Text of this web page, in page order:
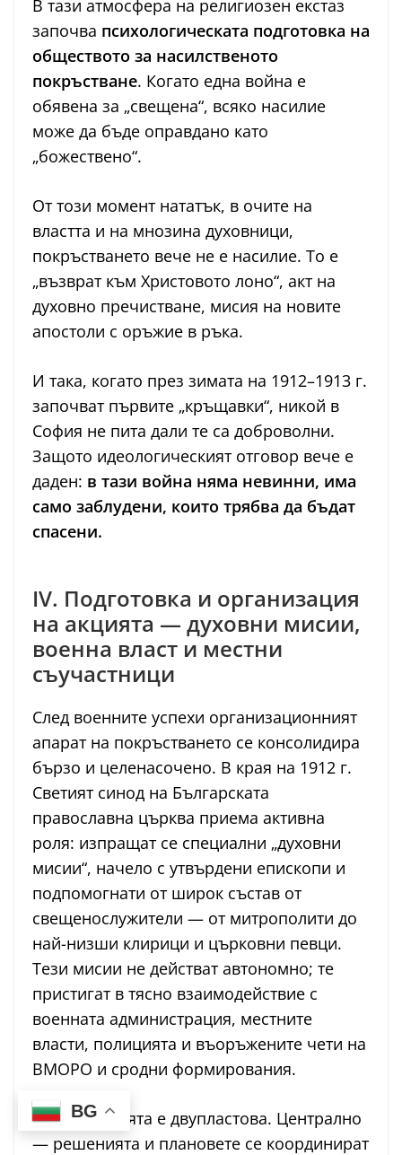
В тази атмосфера на религиозен екстаз
започва психологическата подготовка на
обществото за насилственото
покръстване. Когато една война е
обявена за „свещена“, всяко насилие
може да бъде оправдано като
„божествено“.
От този момент нататък, в очите на
властта и на мнозина духовници,
покръстването вече не е насилие. То е
„възврат към Христовото лоно“, акт на
духовно пречистване, мисия на новите
апостоли с оръжие в ръка.
И така, когато през зимата на 1912–1913 г.
започват първите „кръщавки“, никой в
София не пита дали те са доброволни.
Защото идеологическият отговор вече е
даден: в тази война няма невинни, има
само заблудени, които трябва да бъдат
спасени.
IV. Подготовка и организация
на акцията — духовни мисии,
военна власт и местни
съучастници
След военните успехи организационният
апарат на покръстването се консолидира
бързо и целенасочено. В края на 1912 г.
Светият синод на Българската
православна църква приема активна
роля: изпращат се специални „духовни
мисии“, начело с утвърдени епископи и
подпомогнати от широк състав от
свещенослужители — от митрополити до
най-низши клирици и църковни певци.
Тези мисии не действат автономно; те
пристигат в тясно взаимодействие с
военната администрация, местните
власти, полицията и въоръжените чети на
ВМОРО и сродни формирования.
Организацията е двупластова. Централно
— решенията и плановете се координират
BG